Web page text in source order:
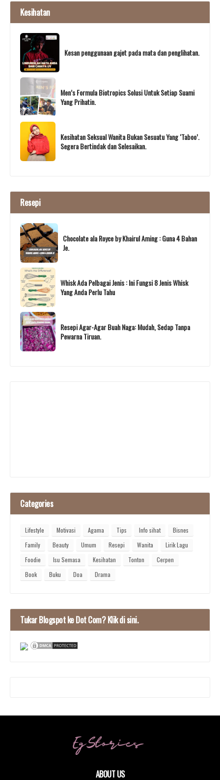
Kesihatan
Kesan penggunaan gajet pada mata dan penglihatan.
Men’s Formula Biotropics Solusi Untuk Setiap Suami
Yang Prihatin.
Kesihatan Seksual Wanita Bukan Sesuatu Yang ‘Taboo’.
Segera Bertindak dan Selesaikan.
Resepi
Chocolate ala Royce by Khairul Aming : Guna 4 Bahan
Je.
Whisk Ada Pelbagai Jenis : Ini Fungsi 8 Jenis Whisk
Yang Anda Perlu Tahu
Resepi Agar-Agar Buah Naga: Mudah, Sedap Tanpa
Pewarna Tiruan.
Categories
Lifestyle Motivasi Agama Tips Info sihat
Bisnes
Family
Beauty Umum Resepi Wanita
Lirik Lagu
Foodie
Isu Semasa Kesihatan Tonton
Cerpen
Book
Buku Doa Drama
Tukar Blogspot ke Dot Com? Klik di sini.
ABOUT US